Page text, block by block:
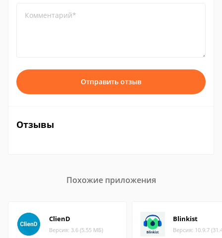
Комментарий*
Отправить отзыв
Отзывы
Похожие приложения
ClienD
Версия: 3.6 (5.55 МБ)
Blinkist
Версия: 10.9.7